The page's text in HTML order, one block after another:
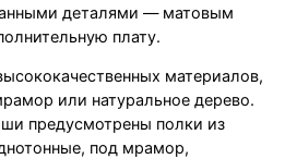
деталями — матовым
плату.
материалов,
или натуральное дерево.
предусмотрены полки из
под мрамор,